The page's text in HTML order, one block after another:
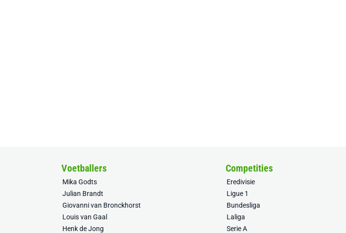
Voetballers
Mika Godts
Julian Brandt
Giovanni van Bronckhorst
Louis van Gaal
Henk de Jong
Competities
Eredivisie
Ligue 1
Bundesliga
Laliga
Serie A